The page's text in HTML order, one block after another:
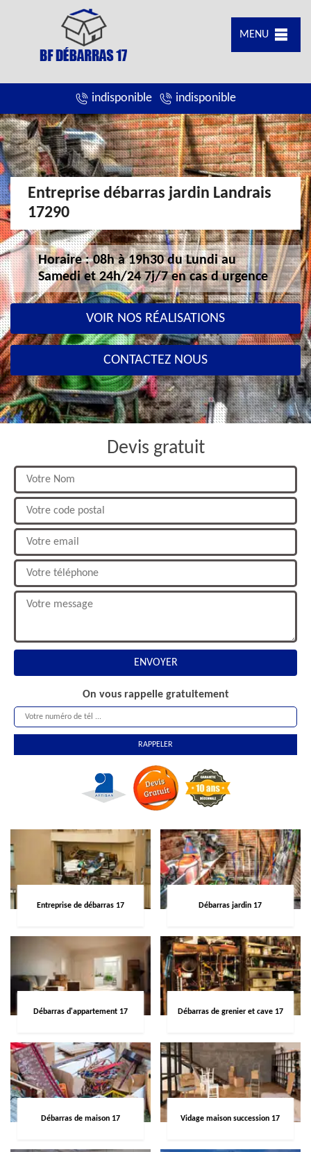
MENU
indisponible indisponible
Entreprise débarras jardin Landrais
17290
Horaire : 08h à 19h30 du Lundi au
Samedi et 24h/24 7j/7 en cas d urgence
VOIR NOS RÉALISATIONS
CONTACTEZ NOUS
Devis gratuit
On vous rappelle gratuitement
Entreprise de débarras 17 Débarras jardin 17
Débarras d'appartement 17 Débarras de grenier et cave 17
Débarras de maison 17 Vidage maison succession 17